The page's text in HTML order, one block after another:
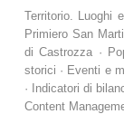
Territorio. Luoghi
Primiero San
di Castrozza ·
storici · Eventi e
· Indicatori di
Content